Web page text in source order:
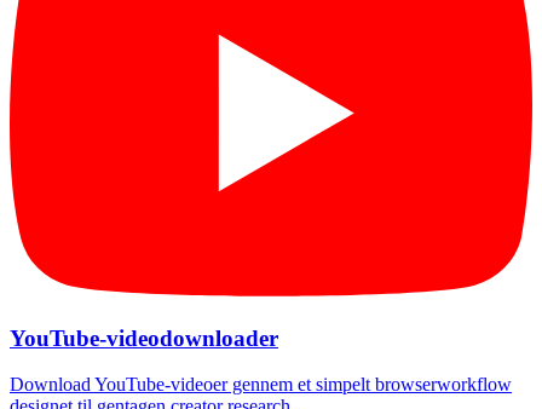
YouTube-videodownloader
Download YouTube-videoer gennem et simpelt browserworkflow